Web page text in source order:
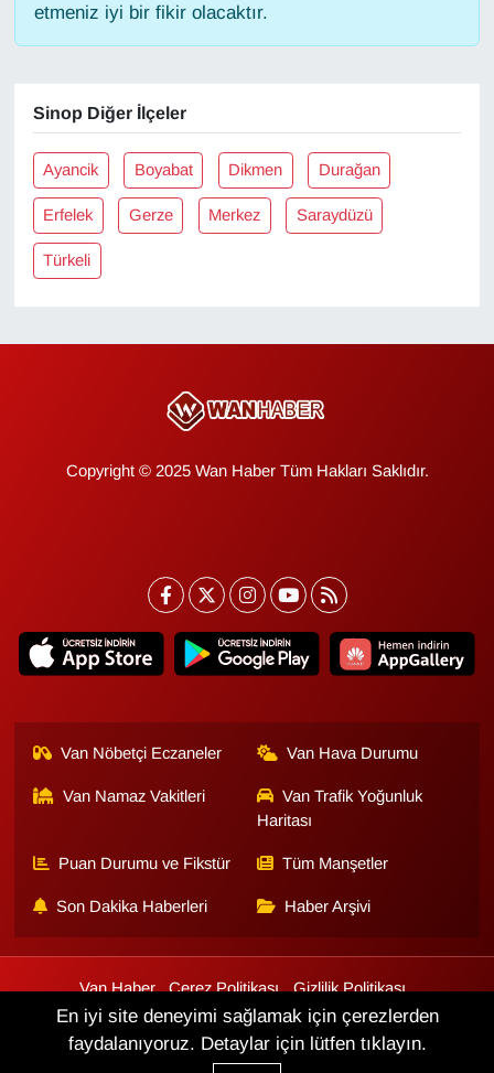
etmeniz iyi bir fikir olacaktır.
Sinop Diğer İlçeler
Ayancik Boyabat Dikmen Durağan
Erfelek Gerze Merkez Saraydüzü
Türkeli
Copyright © 2025 Wan Haber Tüm Hakları Saklıdır.
Van Nöbetçi Eczaneler Van Hava Durumu
Van Namaz Vakitleri
Van Trafik Yoğunluk
Haritası
Puan Durumu ve Fikstür Tüm Manşetler
Son Dakika Haberleri Haber Arşivi
Van Haber Çerez Politikası
Gizlilik Politikası
Üyelik Sözleşmesi
Veri Politikası Künye İletişim
En iyi site deneyimi sağlamak için çerezlerden
faydalanıyoruz. Detaylar için lütfen tıklayın.